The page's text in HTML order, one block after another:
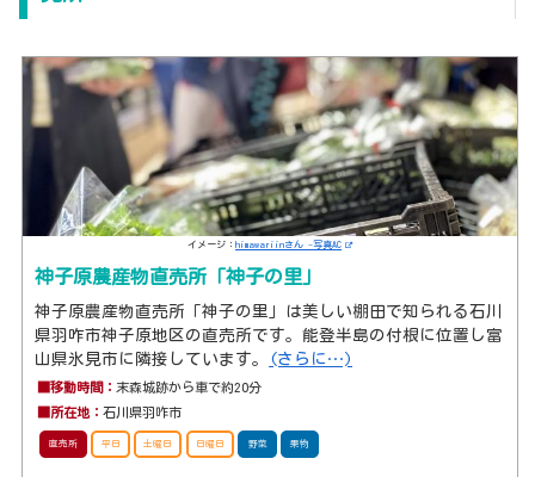
イメージ：himawariinさん -写真AC
神子原農産物直売所「神子の里」
神子原農産物直売所「神子の里」は美しい棚田で知られる石川
県羽咋市神子原地区の直売所です。能登半島の付根に位置し富
山県氷見市に隣接しています。
(さらに…)
■移動時間： 末森城跡から車で約20分
■所在地：石川県羽咋市
直売所 平日 土曜日 日曜日 野菜 果物